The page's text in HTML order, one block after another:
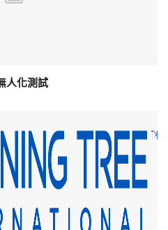
人化測試